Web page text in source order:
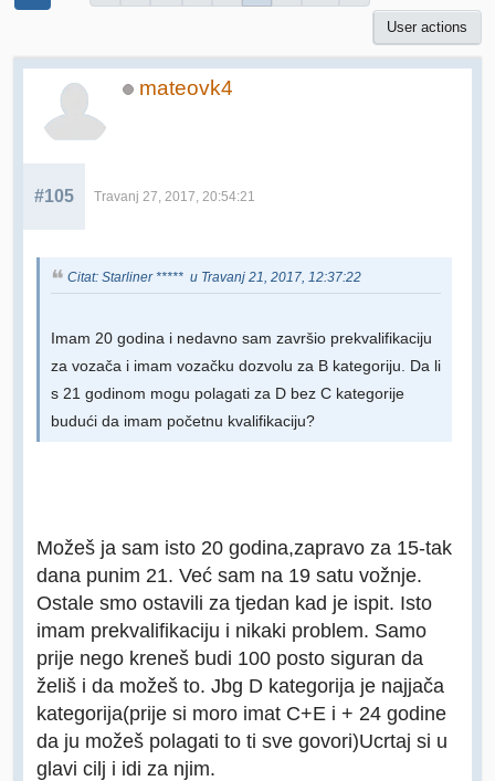
User actions
mateovk4
#105 Travanj 27, 2017, 20:54:21
Citat: Starliner ***** u Travanj 21, 2017, 12:37:22
Imam 20 godina i nedavno sam završio prekvalifikaciju
za vozača i imam vozačku dozvolu za B kategoriju. Da li
s 21 godinom mogu polagati za D bez C kategorije
budući da imam početnu kvalifikaciju?
Možeš ja sam isto 20 godina,zapravo za 15-tak
dana punim 21. Već sam na 19 satu vožnje.
Ostale smo ostavili za tjedan kad je ispit. Isto
imam prekvalifikaciju i nikaki problem. Samo
prije nego kreneš budi 100 posto siguran da
želiš i da možeš to. Jbg D kategorija je najjača
kategorija(prije si moro imat C+E i + 24 godine
da ju možeš polagati to ti sve govori)Ucrtaj si u
glavi cilj i idi za njim.